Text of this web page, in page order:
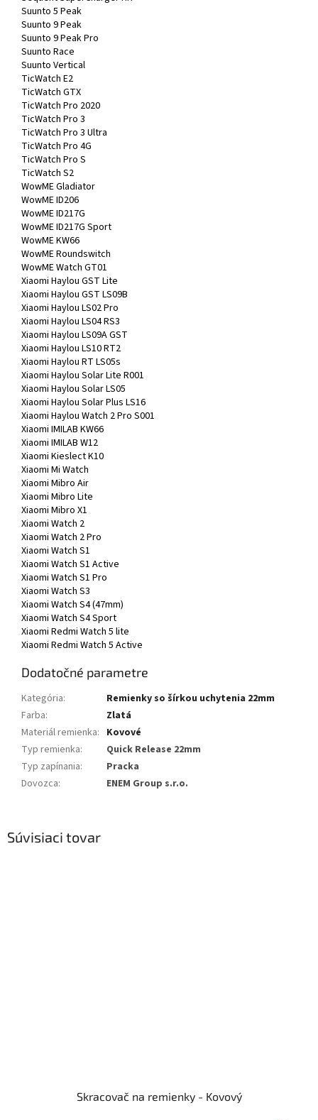
Súvisiaci tovar
Skracovač na remienky - Kovový
Suunto 5 Peak
Suunto 9 Peak
Suunto 9 Peak Pro
Suunto Race
Suunto Vertical
TicWatch E2
TicWatch GTX
TicWatch Pro 2020
TicWatch Pro 3
TicWatch Pro 3 Ultra
TicWatch Pro 4G
TicWatch Pro S
TicWatch S2
WowME Gladiator
WowME ID206
WowME ID217G
WowME ID217G Sport
WowME KW66
WowME Roundswitch
WowME Watch GT01
Xiaomi Haylou GST Lite
Xiaomi Haylou GST LS09B
Xiaomi Haylou LS02 Pro
Xiaomi Haylou LS04 RS3
Xiaomi Haylou LS09A GST
Xiaomi Haylou LS10 RT2
Xiaomi Haylou RT LS05s
Xiaomi Haylou Solar Lite R001
Xiaomi Haylou Solar LS05
Xiaomi Haylou Solar Plus LS16
Xiaomi Haylou Watch 2 Pro S001
Xiaomi IMILAB KW66
Xiaomi IMILAB W12
Xiaomi Kieslect K10
Xiaomi Mi Watch
Xiaomi Mibro Air
Xiaomi Mibro Lite
Xiaomi Mibro X1
Xiaomi Watch 2
Xiaomi Watch 2 Pro
Xiaomi Watch S1
Xiaomi Watch S1 Active
Xiaomi Watch S1 Pro
Xiaomi Watch S3
Xiaomi Watch S4 (47mm)
Xiaomi Watch S4 Sport
Xiaomi Redmi Watch 5 lite
Xiaomi Redmi Watch 5 Active
Dodatočné parametre
Kategória:
Remienky so šírkou uchytenia 22mm
Farba:
Zlatá
Materiál remienka: Kovové
Typ remienka:
Quick Release 22mm
Typ zapínania:
Pracka
Dovozca: ENEM Group s.r.o.